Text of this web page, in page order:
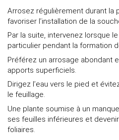
Arrosez régulièrement durant la
favoriser l’installation de la
Par la suite, intervenez lorsque
particulier pendant la formation
Préférez un arrosage abondant
apports superficiels.
Dirigez l’eau vers le pied et
le feuillage.
Une plante soumise à un
ses feuilles inférieures et
foliaires.